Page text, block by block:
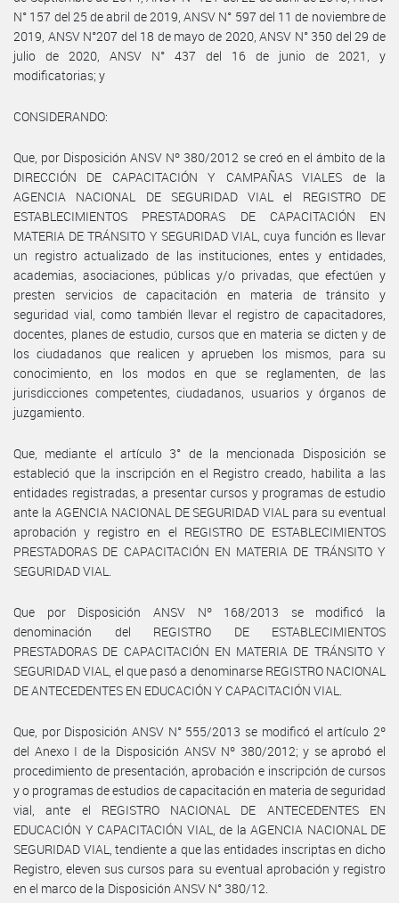
N° 157 del 25 de abril de 2019, ANSV N° 597 del 11 de noviembre de
2019, ANSV N°207 del 18 de mayo de 2020, ANSV N° 350 del 29 de
julio de 2020, ANSV N° 437 del 16 de junio de 2021, y
modificatorias; y
CONSIDERANDO:
Que, por Disposición ANSV Nº 380/2012 se creó en el ámbito de la
DIRECCIÓN DE CAPACITACIÓN Y CAMPAÑAS VIALES de la
AGENCIA NACIONAL DE SEGURIDAD VIAL el REGISTRO DE
ESTABLECIMIENTOS PRESTADORAS DE CAPACITACIÓN EN
MATERIA DE TRÁNSITO Y SEGURIDAD VIAL, cuya función es llevar
un registro actualizado de las instituciones, entes y entidades,
academias, asociaciones, públicas y/o privadas, que efectúen y
presten servicios de capacitación en materia de tránsito y
seguridad vial, como también llevar el registro de capacitadores,
docentes, planes de estudio, cursos que en materia se dicten y de
los ciudadanos que realicen y aprueben los mismos, para su
conocimiento, en los modos en que se reglamenten, de las
jurisdicciones competentes, ciudadanos, usuarios y órganos de
juzgamiento.
Que, mediante el artículo 3° de la mencionada Disposición se
estableció que la inscripción en el Registro creado, habilita a las
entidades registradas, a presentar cursos y programas de estudio
ante la AGENCIA NACIONAL DE SEGURIDAD VIAL para su eventual
aprobación y registro en el REGISTRO DE ESTABLECIMIENTOS
PRESTADORAS DE CAPACITACIÓN EN MATERIA DE TRÁNSITO Y
SEGURIDAD VIAL.
Que por Disposición ANSV Nº 168/2013 se modificó la
denominación del REGISTRO DE ESTABLECIMIENTOS
PRESTADORAS DE CAPACITACIÓN EN MATERIA DE TRÁNSITO Y
SEGURIDAD VIAL, el que pasó a denominarse REGISTRO NACIONAL
DE ANTECEDENTES EN EDUCACIÓN Y CAPACITACIÓN VIAL.
Que, por Disposición ANSV N° 555/2013 se modificó el artículo 2º
del Anexo I de la Disposición ANSV Nº 380/2012; y se aprobó el
procedimiento de presentación, aprobación e inscripción de cursos
y o programas de estudios de capacitación en materia de seguridad
vial, ante el REGISTRO NACIONAL DE ANTECEDENTES EN
EDUCACIÓN Y CAPACITACIÓN VIAL, de la AGENCIA NACIONAL DE
SEGURIDAD VIAL, tendiente a que las entidades inscriptas en dicho
Registro, eleven sus cursos para su eventual aprobación y registro
en el marco de la Disposición ANSV N° 380/12.